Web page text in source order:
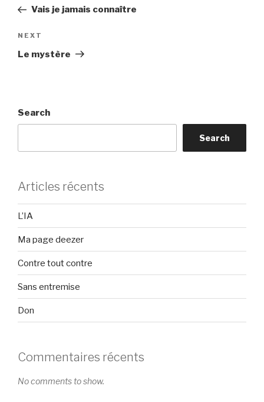
PostVais je jamais connaître
Next
Post
NEXT
Le mystère
Search
Search
Articles récents
L’IA
Ma page deezer
Contre tout contre
Sans entremise
Don
Commentaires récents
No comments to show.